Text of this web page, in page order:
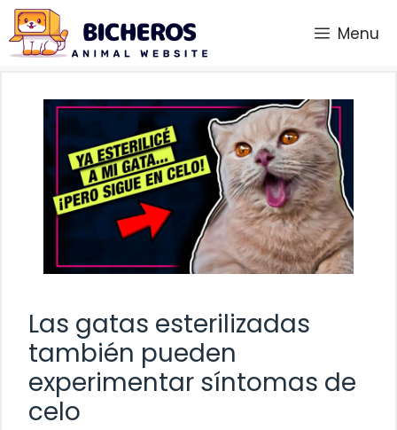
Saltar
al
contenido
Menu
Las gatas esterilizadas
también pueden
experimentar síntomas de
celo